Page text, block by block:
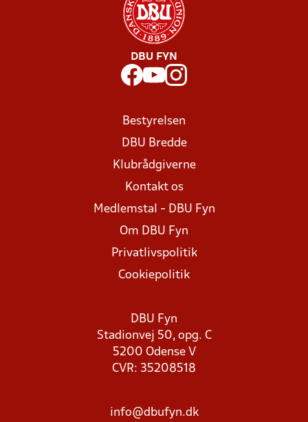
DBU FYN
Bestyrelsen
DBU Bredde
Klubrådgiverne
Kontakt os
Medlemstal - DBU Fyn
Om DBU Fyn
Privatlivspolitik
Cookiepolitik
DBU Fyn
Stadionvej 50, opg. C
5200 Odense V
CVR: 35208518
info@dbufyn.dk